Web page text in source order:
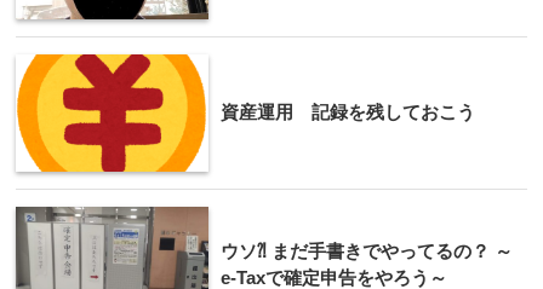
資産運用 記録を残しておこう
ウソ⁈ まだ手書きでやってるの？ ～
e-Taxで確定申告をやろう～